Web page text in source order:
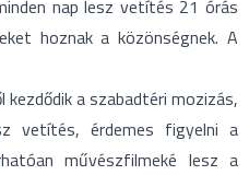
nap lesz vetítés 21 órás
hoznak a közönségnek. A
a szabadtéri mozizás,
vetítés, érdemes figyelni a
művészfilmeké lesz a